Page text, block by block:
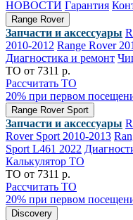
НОВОСТИ Гарантия
Range Rover
Запчасти и аксессуары
2010-2012 Range Rover
Диагностика и ремонт
ТО от 7311 р.
Рассчитать ТО
20% при первом
Range Rover Sport
Запчасти и аксессуары
Rover Sport 2010-2013
Sport L461 2022
Калькулятор ТО
ТО от 7311 р.
Рассчитать ТО
20% при первом
Discovery